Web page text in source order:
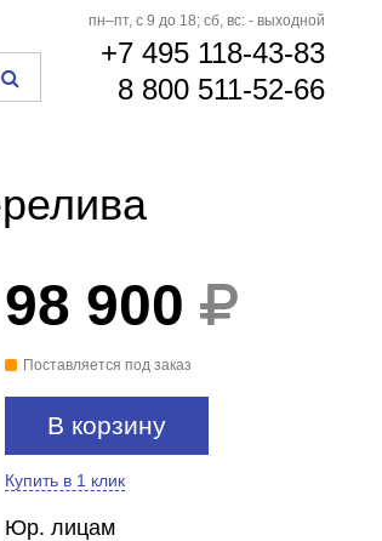
пн–пт, с 9 до 18; сб, вс: - выходной
+7 495 118-43-83
8 800 511-52-66
98 900
Поставляется под заказ
В корзину
Купить в 1 клик
Юр. лицам